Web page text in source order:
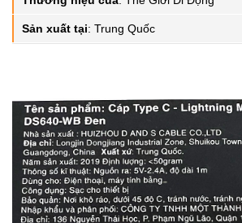
Sản xuất tại: Trung Quốc